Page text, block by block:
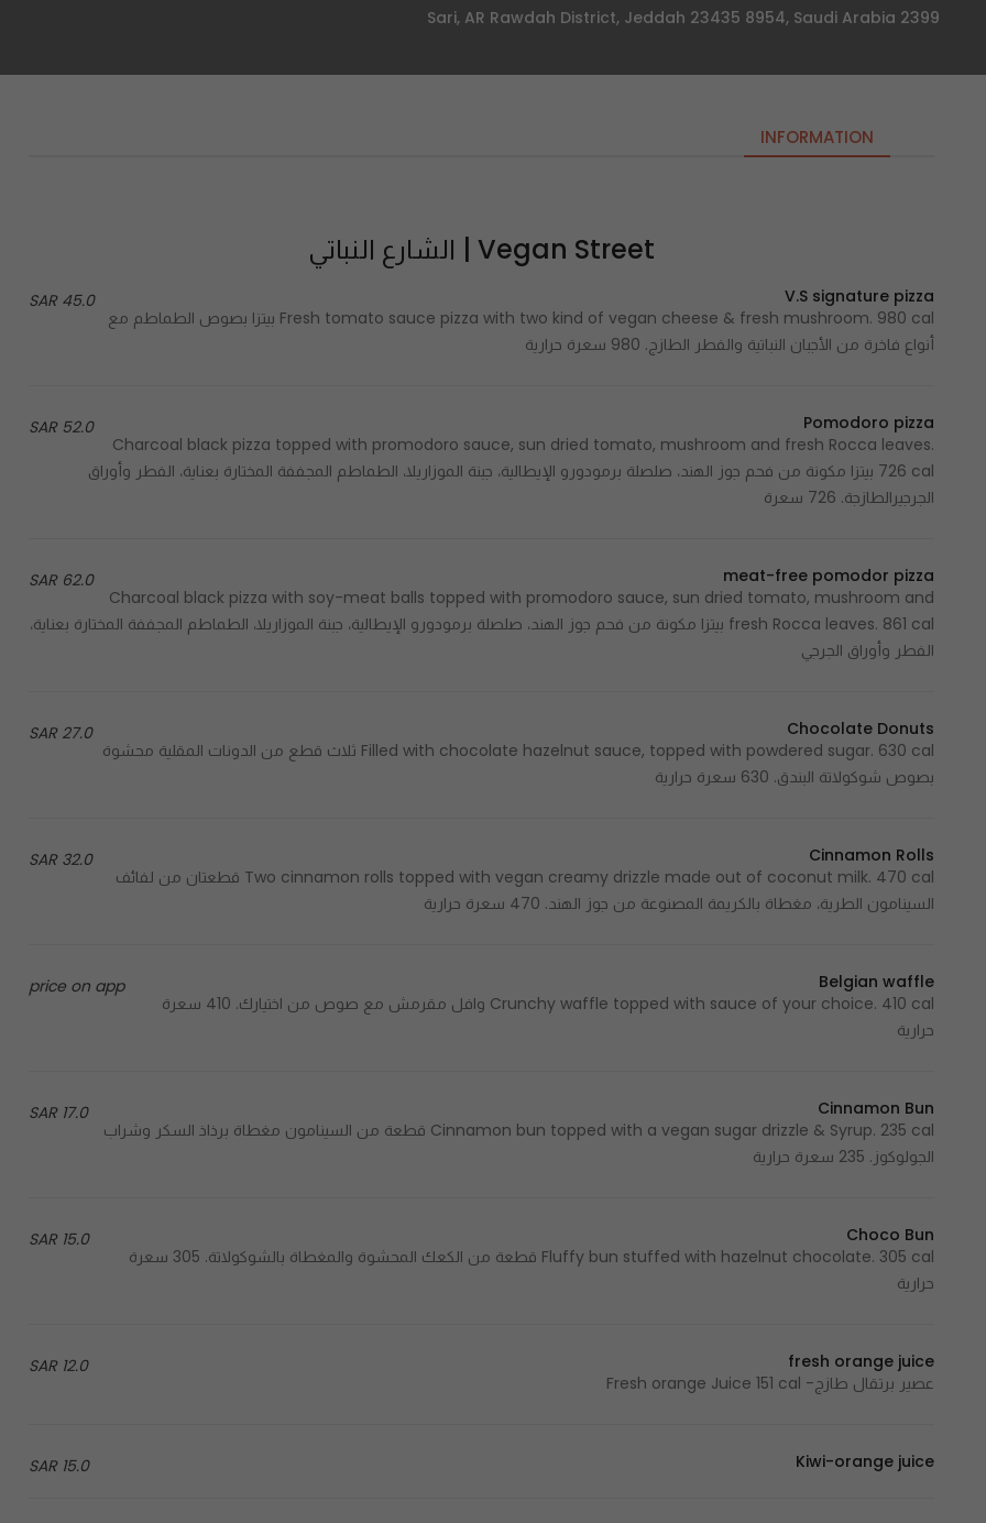
2399 Sari, AR Rawdah District, Jeddah 23435 8954, Saudi Arabia
INFORMATION
Vegan Street | الشارع النباتي
45.0 SAR
V.S signature pizza
Fresh tomato sauce pizza with two kind of vegan cheese & fresh mushroom. 980 cal بيتزا بصوص الطماطم مع
أنواع فاخرة من الأجبان النباتية والفطر الطازج. 980 سعرة حرارية
52.0 SAR
Pomodoro pizza
Charcoal black pizza topped with promodoro sauce, sun dried tomato, mushroom and fresh Rocca leaves.
726 cal بيتزا مكونة من فحم جوز الهند، صلصلة برمودورو الإيطالية، جبنة ​الموزاريلا، الطماطم المجففة المختارة بعناية، الفطر وأوراق
الجرجيرالطازجة. 726 سعرة
62.0 SAR
meat-free pomodor pizza
Charcoal black pizza with soy-meat balls topped with promodoro sauce, sun dried tomato, mushroom and
fresh Rocca leaves. 861 cal بيتزا مكونة من فحم جوز الهند، صلصلة برمودورو الإيطالية، جبنة الموزاريلا، الطماطم المجففة المختارة بعناية،
الفطر وأوراق الجرجي
27.0 SAR
Chocolate Donuts
Filled with chocolate hazelnut sauce, topped with powdered sugar. 630 cal ثلاث قطع من الدونات المقلية محشوة
بصوص شوكولاتة البندق. 630 سعرة حرارية
32.0 SAR
Cinnamon Rolls
Two cinnamon rolls topped with vegan creamy drizzle made out of coconut milk. 470 cal قطعتان من لفائف
السينامون الطرية، مغطاة بالكريمة المصنوعة من جوز الهند. 470 سعرة حرارية
price on app
Belgian waffle
Crunchy waffle topped with sauce of your choice. 410 cal وافل مقرمش مع صوص من اختيارك. 410 سعرة
حرارية
17.0 SAR
Cinnamon Bun
Cinnamon bun topped with a vegan sugar drizzle & Syrup. 235 cal قطعة من السينامون مغطاة برذاذ السكر وشراب
الجولوكوز. 235 سعرة حرارية
15.0 SAR
Choco Bun
Fluffy bun stuffed with hazelnut chocolate. 305 cal قطعة من الكعك المحشوة والمغطاة بالشوكولاتة. 305 سعرة
حرارية
12.0 SAR
fresh orange juice
عصير برتقال طازج- Fresh orange Juice 151 cal
15.0 SAR Kiwi-orange juice